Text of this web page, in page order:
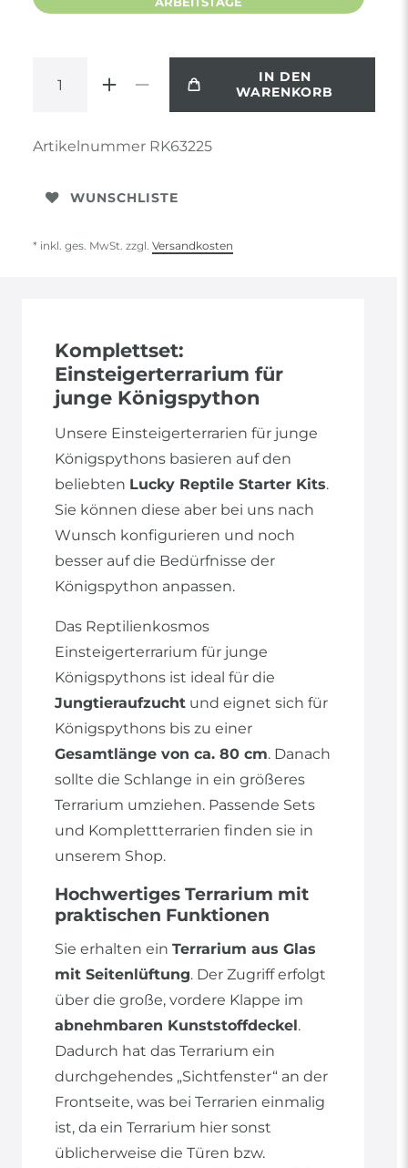
IN DEN
WARENKORB
Artikelnummer RK63225
WUNSCHLISTE
* inkl. ges. MwSt. zzgl. Versandkosten
Komplettset:
Einsteigerterrarium für
junge Königspython
Unsere Einsteigerterrarien für junge
Königspythons basieren auf den
beliebten Lucky Reptile Starter Kits.
Sie können diese aber bei uns nach
Wunsch konfigurieren und noch
besser auf die Bedürfnisse der
Königspython anpassen.
Das Reptilienkosmos
Einsteigerterrarium für junge
Königspythons ist ideal für die
Jungtieraufzucht und eignet sich für
Königspythons bis zu einer
Gesamtlänge von ca. 80 cm. Danach
sollte die Schlange in ein größeres
Terrarium umziehen. Passende Sets
und Komplettterrarien finden sie in
unserem Shop.
Hochwertiges Terrarium mit
praktischen Funktionen
Sie erhalten ein Terrarium aus Glas
mit Seitenlüftung. Der Zugriff erfolgt
über die große, vordere Klappe im
abnehmbaren Kunststoffdeckel .
Dadurch hat das Terrarium ein
durchgehendes „Sichtfenster“ an der
Frontseite, was bei Terrarien einmalig
ist, da ein Terrarium hier sonst
üblicherweise die Türen bzw.